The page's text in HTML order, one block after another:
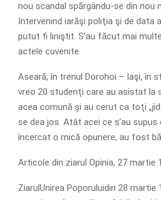
nou scandal spărgându-se din nou
Intervenind iarăşi poliţia şi de data
putut fi liniştit. S’au făcut mai
actele cuvenite.
Aseară, în trenul Dorohoi – Iaşi, în
vreo 20 studenţi care au asistat la
acea comună şi au cerut ca toţi
se dea jos. Atât acei ce s’au
încercat o mică opunere, au fost
Articole din ziarul Opinia, 27 martie
ZiarulUnirea Poporuluidin 28 martie